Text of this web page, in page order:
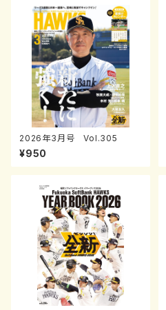
2026年3月号 Vol.305
¥950